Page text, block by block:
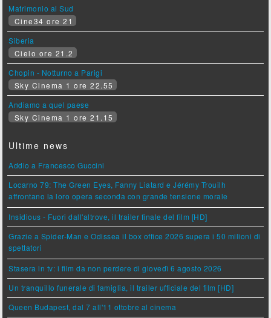
Matrimonio al Sud
Cine34 ore 21
Siberia
Cielo ore 21.2
Chopin - Notturno a Parigi
Sky Cinema 1 ore 22.55
Andiamo a quel paese
Sky Cinema 1 ore 21.15
Ultime news
Addio a Francesco Guccini
Locarno 79: The Green Eyes, Fanny Liatard e Jérémy Trouilh
affrontano la loro opera seconda con grande tensione morale
Insidious - Fuori dall'altrove, il trailer finale del film [HD]
Grazie a Spider-Man e Odissea il box office 2026 supera i 50 milioni di
spettatori
Stasera in tv: i film da non perdere di giovedì 6 agosto 2026
Un tranquillo funerale di famiglia, il trailer ufficiale del film [HD]
Queen Budapest, dal 7 all'11 ottobre al cinema